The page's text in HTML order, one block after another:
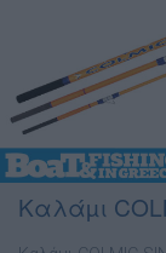
Καλάµι